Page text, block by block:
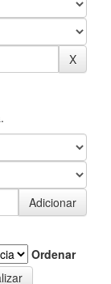
Ordenar